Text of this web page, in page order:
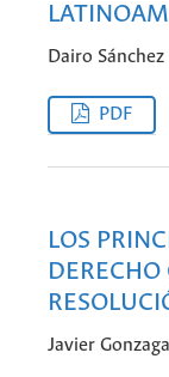
Dairo
PDF
LOS
Javier